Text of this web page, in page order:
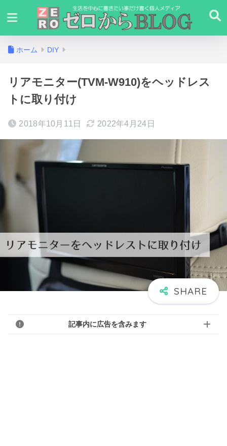
ホーム DIY
リアモニター(TVM-W910)をヘッドレス
トに取り付け
2018年10月11日 2022年4月24日
記事内に広告を含みます